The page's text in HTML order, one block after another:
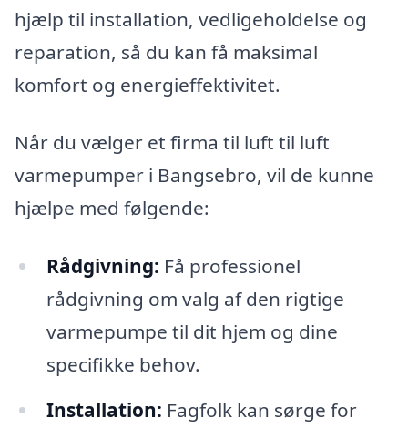
hjælp til installation, vedligeholdelse og
reparation, så du kan få maksimal
komfort og energieffektivitet.
Når du vælger et firma til luft til luft
varmepumper i Bangsebro, vil de kunne
hjælpe med følgende:
Rådgivning: Få professionel
rådgivning om valg af den rigtige
varmepumpe til dit hjem og dine
specifikke behov.
Installation: Fagfolk kan sørge for